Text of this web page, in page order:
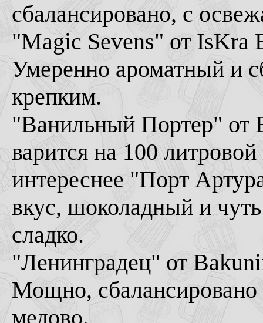
сбалансировано, с
"Magic Sevens" от
Умеренно ароматный и
крепким.
"Ванильный Портер" от
варится на 100
интереснее "Порт
вкус, шоколадный и
сладко.
"Ленинградец" от
Мощно, сбалансировано
медово.